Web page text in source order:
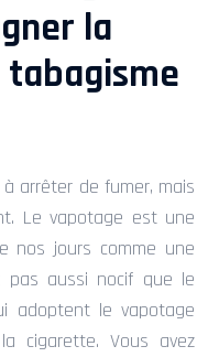
la
arrêter de fumer, mais
Le vapotage est une
nos jours comme une
pas aussi nocif que le
adoptent le vapotage
cigarette. Vous avez